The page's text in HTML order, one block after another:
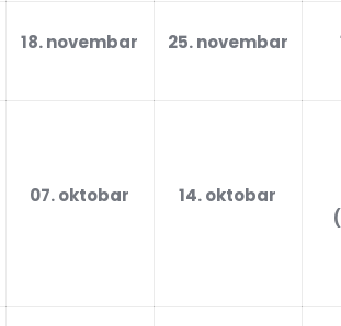
18. novembar 25. novembar
07. oktobar 14. oktobar